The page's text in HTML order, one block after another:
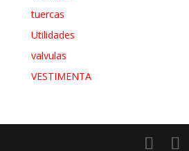
tuercas
Utilidades
valvulas
VESTIMENTA